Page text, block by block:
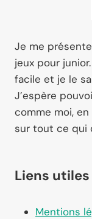
Je me
jeux pour
facile et je le
J’espère
comme moi,
sur tout ce qui
Liens utiles
Mentions